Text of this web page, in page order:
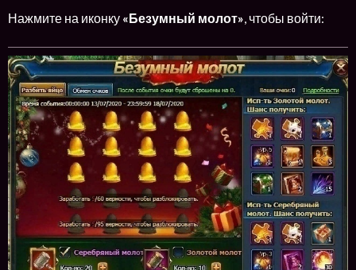
Нажмите на иконку «Безумный молот», чтобы войти: